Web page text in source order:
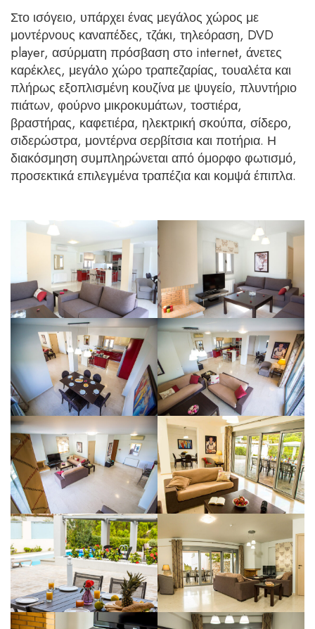
Στο ισόγειο, υπάρχει ένας μεγάλος χώρος με
μοντέρνους καναπέδες, τζάκι, τηλεόραση, DVD
player, ασύρματη πρόσβαση στο internet, άνετες
καρέκλες, μεγάλο χώρο τραπεζαρίας, τουαλέτα και
πλήρως εξοπλισμένη κουζίνα με ψυγείο, πλυντήριο
πιάτων, φούρνο μικροκυμάτων, τοστιέρα,
βραστήρας, καφετιέρα, ηλεκτρική σκούπα, σίδερο,
σιδερώστρα, μοντέρνα σερβίτσια και ποτήρια. Η
διακόσμηση συμπληρώνεται από όμορφο φωτισμό,
προσεκτικά επιλεγμένα τραπέζια και κομψά έπιπλα.